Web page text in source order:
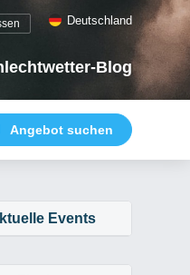
Deutschland
Blog
Events